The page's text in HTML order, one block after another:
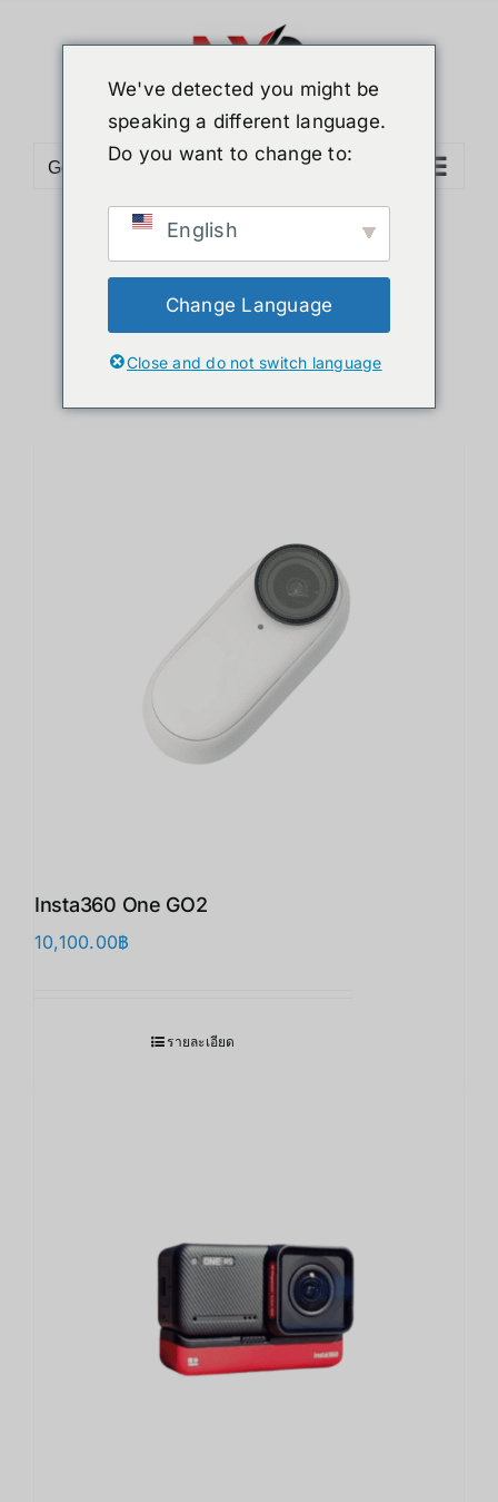
Go to...
Sort byDate
Show12 Products
Insta360 One GO2
10,100.00฿
รายละเอียด
We've detected you might be
speaking a different language.
Do you want to change to:
English
Change Language
Close and do not switch language